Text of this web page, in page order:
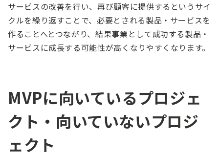
サービスの改善を行い、再び顧客に提供するというサイ
クルを繰り返すことで、必要とされる製品・サービスを
作ることへとつながり、結果事業として成功する製品・
サービスに成長する可能性が高くなりやすくなります。
MVPに向いているプロジェ
クト・向いていないプロジ
ェクト